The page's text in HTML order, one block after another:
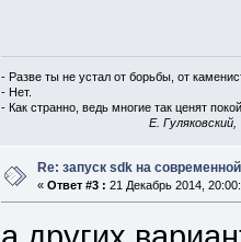
- Разве ты не устал от борьбы, от
- Нет.
- Как странно, ведь многие так ценят
E.
Re: запуск sdk на
« Ответ #3 : 21 Декабрь 2014,